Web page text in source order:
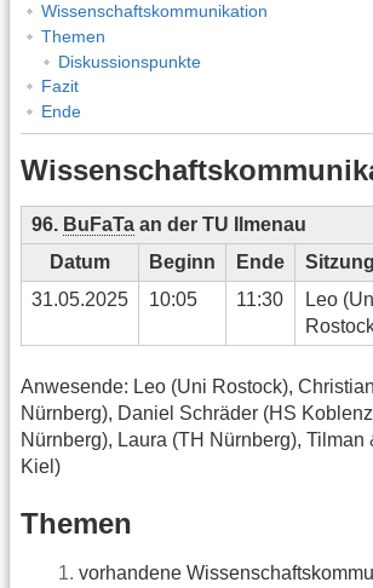
Wissenschaftskommunikation
Themen
Diskussionspunkte
Fazit
Ende
96. BuFaTa an der TU Ilmenau
Datum
Beginn Ende
31.05.2025
10:05 11:30
Leo
Anwesende: Leo (Uni Rostock),
Nürnberg), Daniel Schräder (HS
Nürnberg), Laura (TH Nürnberg), Tilman
Kiel)
Themen
vorhandene